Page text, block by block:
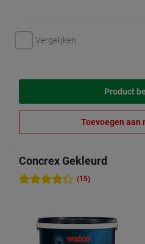
Vergelijken
Product
Toevoegen aan
Concrex Gekleurd
(15)